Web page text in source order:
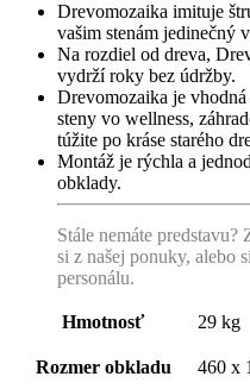
Drevomozaika imituje
vašim stenám jedinečný
Na rozdiel od dreva,
vydrží roky bez údržby.
Drevomozaika je
steny vo wellness,
túžite po kráse starého
Montáž je rýchla a
obklady.
Stále nemáte predstavu?
si z našej ponuky, alebo
personálu.
Hmotnosť 29 kg
Rozmer obkladu 460 x